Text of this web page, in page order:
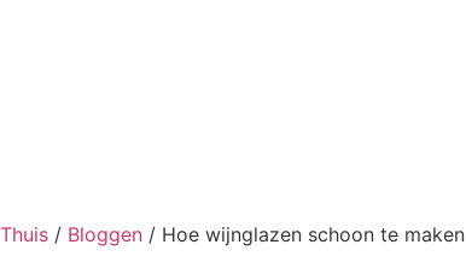
Thuis / Bloggen / Hoe wijnglazen schoon te maken